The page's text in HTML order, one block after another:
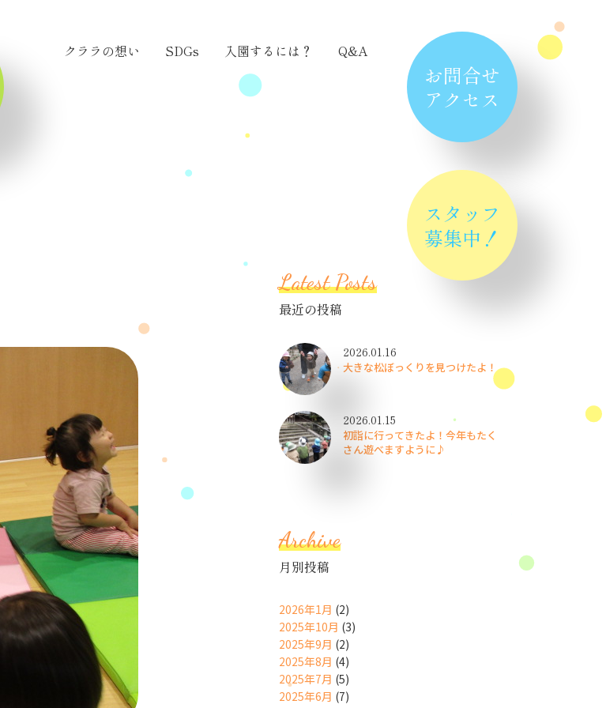
お問合せ
アクセス
スタッフ
募集中！
クララの想い SDGs 入園するには？ Q&A
Latest Posts
最近の投稿
2026.01.16
大きな松ぼっくりを見つけたよ！
2026.01.15
初詣に行ってきたよ！今年もたく
さん遊べますように♪
Archive
月別投稿
2026年1月 (2)
2025年10月 (3)
2025年9月 (2)
2025年8月 (4)
2025年7月 (5)
2025年6月 (7)